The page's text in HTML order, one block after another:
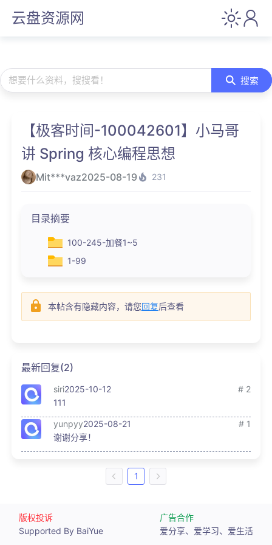
云盘资源网
想要什么资料，搜搜看！ 搜索
【极客时间-100042601】小马哥
讲 Spring 核心编程思想
Mit***vaz2025-08-19 231
目录摘要
100-245-加餐1~5
1-99
本帖含有隐藏内容，请您回复后查看
最新回复(2)
siri2025-10-12
# 2
111
yunpyy2025-08-21
# 1
谢谢分享！
1
版权投诉
Supported By BaiYue
广告合作
爱分享、爱学习、爱生活